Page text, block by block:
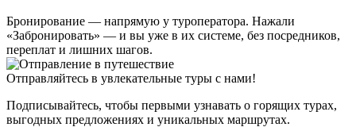
Бронирование — напрямую у туроператора. Нажали
«Забронировать» — и вы уже в их системе, без посредников,
переплат и лишних шагов.
Отправляйтесь в увлекательные туры с нами!
Подписывайтесь, чтобы первыми узнавать о горящих турах,
выгодных предложениях и уникальных маршрутах.